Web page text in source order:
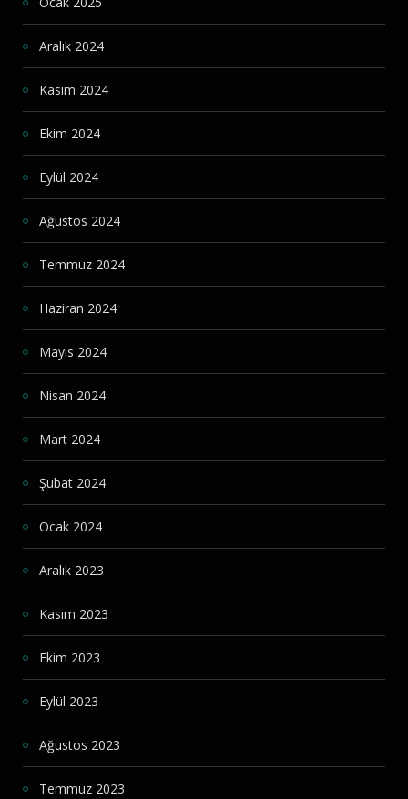
Aralık 2024
Kasım 2024
Ekim 2024
Eylül 2024
Ağustos 2024
Temmuz 2024
Haziran 2024
Mayıs 2024
Nisan 2024
Mart 2024
Şubat 2024
Ocak 2024
Aralık 2023
Kasım 2023
Ekim 2023
Eylül 2023
Ağustos 2023
Temmuz 2023